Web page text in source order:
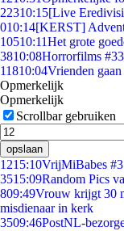
22310:15[Live
010:14[KERST]
10510:11Het grote
3810:08Horrorfilms
11810:04Vrienden
Opmerkelijk
Opmerkelijk
Scrollbar gebruiken
opslaan
1215:10VrijMiBabes
3515:09Random Pics
809:49Vrouw krijgt 30
misdienaar in kerk
3509:46PostNL-